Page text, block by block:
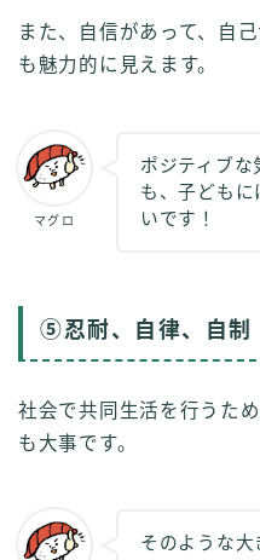
また、自信があって、自
も魅力的に見えます。
マグロ
ポジティブな
も、子どもに
いです！
⑤忍耐、自律、自制
社会で共同生活を行うた
も大事です。
そのような大